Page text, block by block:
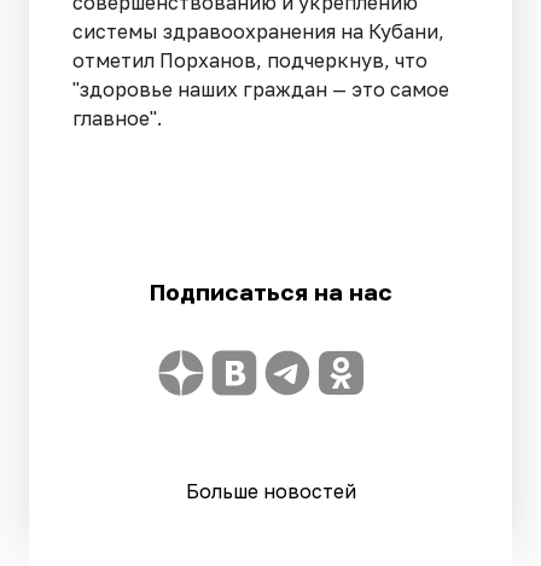
системы здравоохранения на Кубани,
отметил Порханов, подчеркнув, что
"здоровье наших граждан — это самое
главное".
Подписаться на нас
Больше новостей